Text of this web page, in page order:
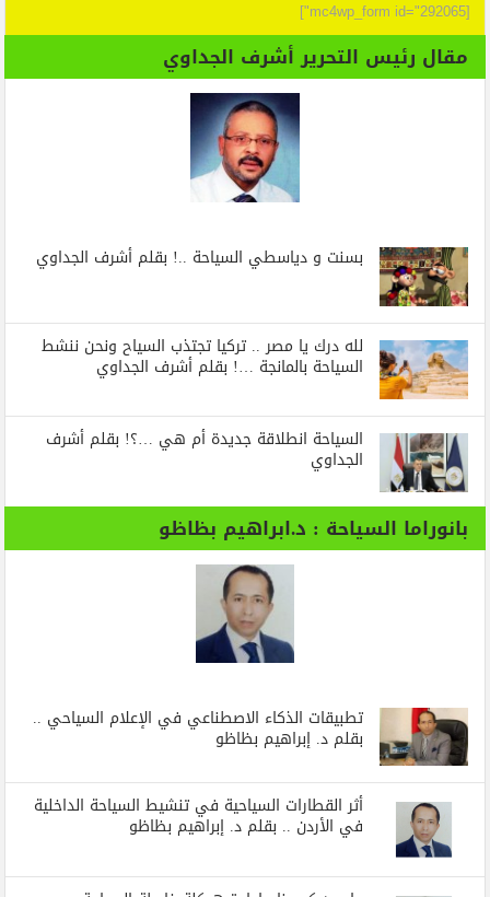
[mc4wp_form id="292065"]
مقال رئيس التحرير أشرف الجداوي
بسنت و دياسطي السياحة ..! بقلم أشرف الجداوي
لله درك يا مصر .. تركيا تجتذب السياح ونحن ننشط
السياحة بالمانجة …! بقلم أشرف الجداوي
السياحة انطلاقة جديدة أم هي …؟! بقلم أشرف
الجداوي
بانوراما السياحة : د.ابراهيم بظاظو
تطبيقات الذكاء الاصطناعي في الإعلام السياحي ..
بقلم د. إبراهيم بظاظو
أثر القطارات السياحية في تنشيط السياحة الداخلية
في الأردن .. بقلم د. إبراهيم بظاظو